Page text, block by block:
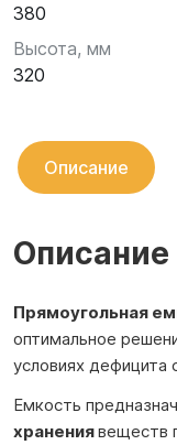
380
Высота, мм
320
Описание
Описание
Прямоугольная
оптимальное
условиях дефицита
Емкость
хранениявеществ